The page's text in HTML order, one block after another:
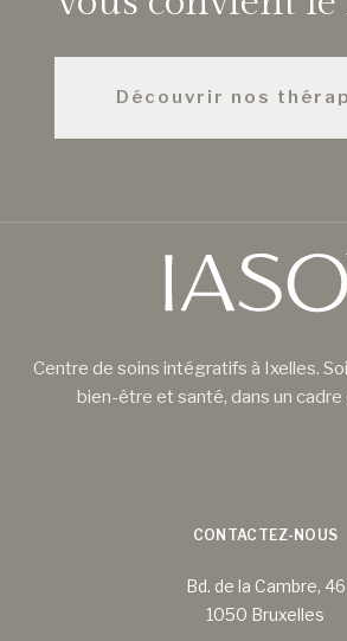
Découvrir nos
Centre de soins intégratifs à Ixelles.
bien-être et santé, dans un
CONTACTEZ-NOUS
Bd. de la Cambre, 46
1050 Bruxelles